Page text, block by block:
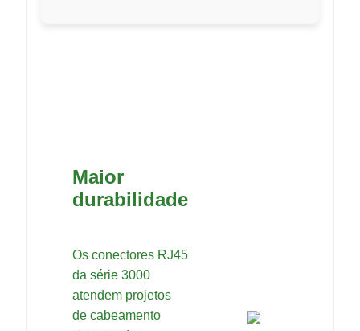
Maior
durabilidade
Os conectores RJ45
da série 3000
atendem projetos
de cabeamento